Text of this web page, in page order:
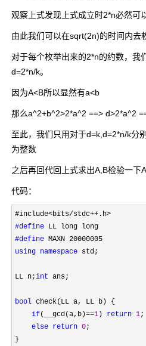
观察上式发现上式成立时2*n必然可
由此我们可以在sqrt(2n)的时间内去
对于每个枚举出来的2*n的约数，我
d=2*n/k。
因为A<B所以显然有a<b
那么a^2+b^2>2*a^2 ==> d>2*a^2
至此，我们只用对于d=k,d=2*n/k分
为整数
之后再回代回上式求出A,B检验一下
代码：
#define
#define
using namespace std;
LL n;int ans;
bool check(LL a, LL b) {
if(__gcd(a,b)==1 ) return 1;
else return 0;
}